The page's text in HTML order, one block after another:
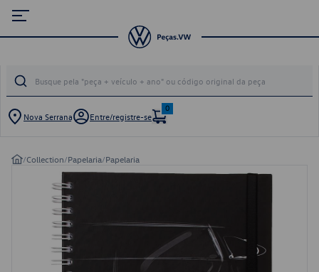
Nova Serrana Entre/registre-se
0
/Collection/Papelaria/Papelaria